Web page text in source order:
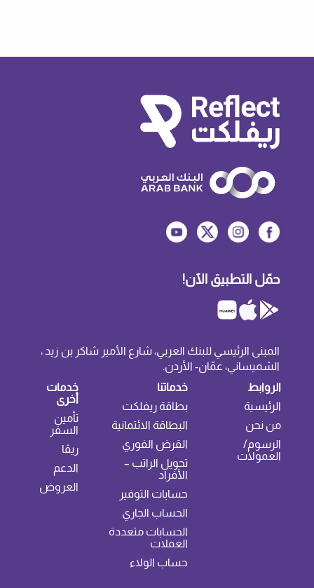
حمّل التطبيق الآن!
المبنى الرئيسي للبنك العربي، شارع الأمير شاكر بن زيد ،
الشميساني، عمّان- الأردن.
الروابط
الرئيسية
من نحن
الرسوم/
العمولات
خدماتنا
بطاقة ريفلكت
البطاقة الائتمانية
القرض الفوري
تحويل الراتب –
الأفراد
حسابات التوفير
الحساب الجاري
الحسابات متعددة
العملات
حساب الولاء
خدمات
أخرى
تأمين
السفر
ريڤا
الدعم
العروض